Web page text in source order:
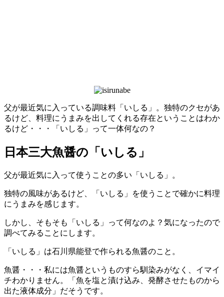
父が最近気に入っている調味料「いしる」。独特のクセがあ
るけど、料理にうまみを出してくれる存在ということはわか
るけど・・・「いしる」って一体何なの？
日本三大魚醤の「いしる」
父が最近気に入って使うことの多い「いしる」。
独特の風味があるけど、「いしる」を使うことで確かに料理
にうまみを感じます。
しかし、そもそも「いしる」って何なのよ？気になったので
調べてみることにします。
「いしる」は石川県能登で作られる魚醤のこと。
魚醤・・・私には魚醤というものすら馴染みがなく、イマイ
チわかりません。「魚を塩と漬け込み、発酵させたものから
出た液体成分」だそうです。